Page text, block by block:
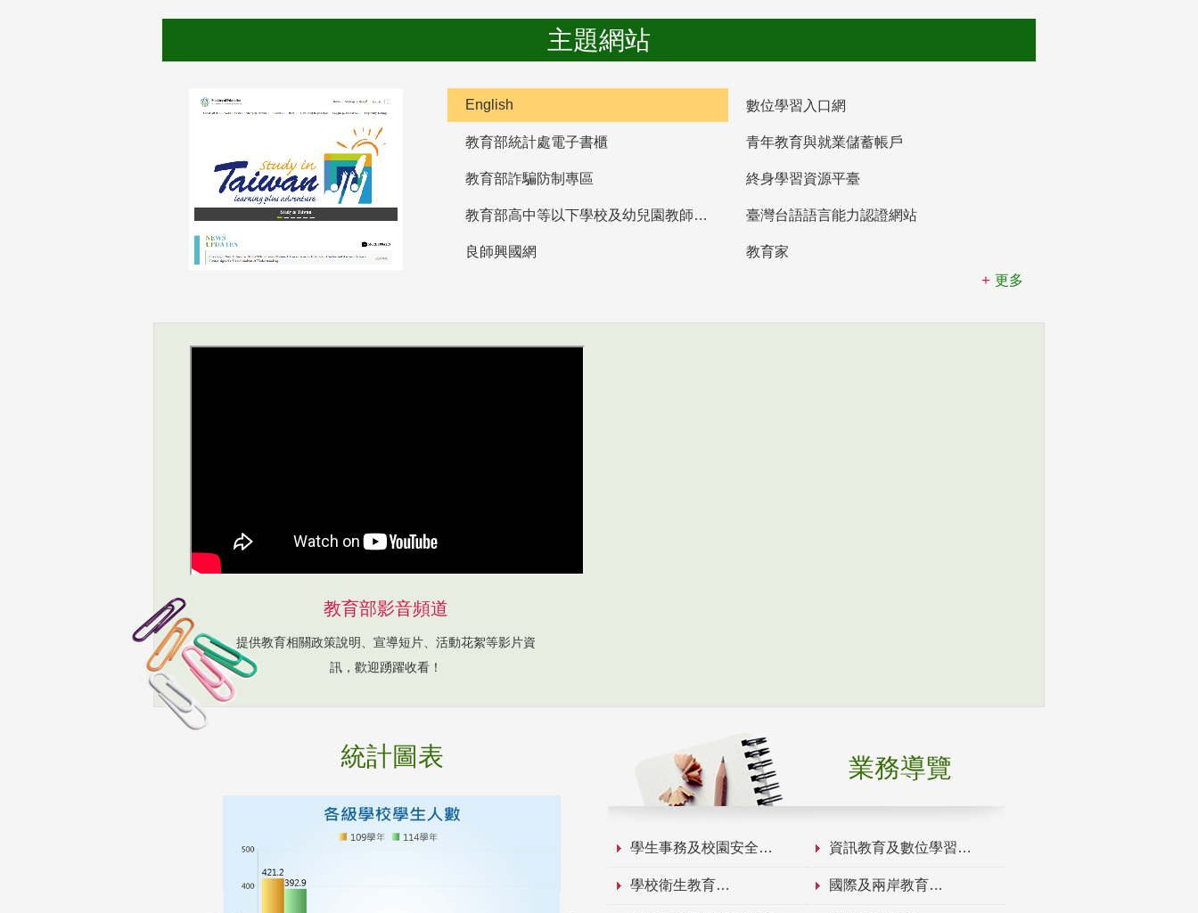
主題網站
English 數位學習入口網
教育部統計處電子書櫃 青年教育與就業儲蓄帳戶
教育部詐騙防制專區 終身學習資源平臺
教育部高中等以下學校及幼兒園教師資格檢定考試 臺灣台語語言能力認證網站
良師興國網
教育家
更多
教育部影音頻道
提供教育相關政策說明、宣導短片、活動花絮等影片資
訊，歡迎踴躍收看！
統計圖表 業務導覽
學生事務及校園安全 資訊教育及數位學習
學校衛生教育 國際及兩岸教育